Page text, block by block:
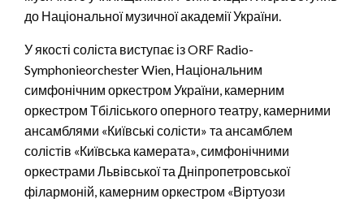
до Національної музичної академії України.
У якості соліста виступає із ORF Radio-
Symphonieorchester Wien, Національним
симфонічним оркестром України, камерним
оркестром Тбіліського оперного театру, камерними
ансамблями «Київські солісти» та ансамблем
солістів «Київська камерата», симфонічними
оркестрами Львівської та Дніпропетровської
філармоній, камерним оркестром «Віртуози